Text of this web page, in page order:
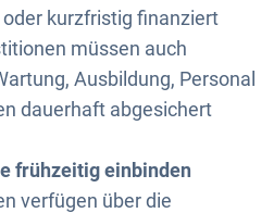
kurzfristig finanziert
müssen auch
Ausbildung, Personal
dauerhaft abgesichert
frühzeitig einbinden
verfügen über die